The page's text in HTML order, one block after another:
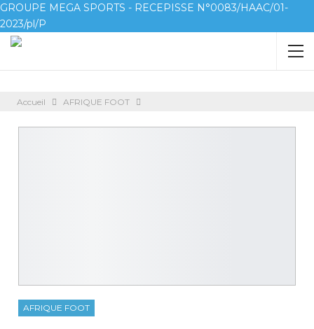
GROUPE MEGA SPORTS - RECEPISSE N°0083/HAAC/01-
2023/pl/P
Accueil AFRIQUE FOOT
AFRIQUE FOOT